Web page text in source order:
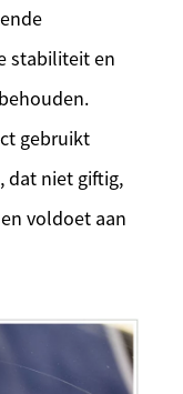
stabiliteit en
gebruikt
dat niet giftig,
voldoet aan